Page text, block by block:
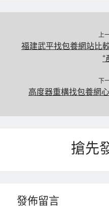
上
福建武平找包養網站比
“
下
高度器重構找包養網
搶先
發佈留言